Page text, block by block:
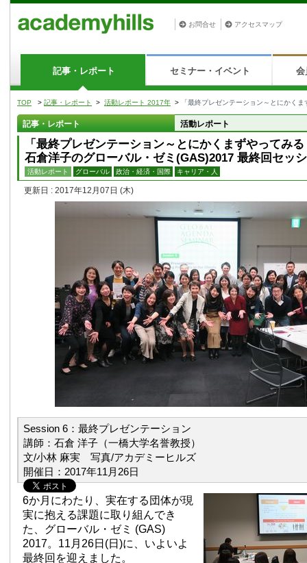
お問合せ アクセスマップ
記事・レポート セミナー・イベント 会
TOP > 記事・レポート > 活動レポート 2017年 > 「最終プレゼンテーション～とにかく
記事・レポート 活動レポート
「最終プレゼンテーション～とにかくまずやってみ
石倉洋子のグローバル・ゼミ(GAS)2017 最終回セッ
活動レポート グローバル 政治・経済・国際 キャリア・人
更新日 : 2017年12月07日 (木)
Session 6：最終プレゼンテーション
講師：石倉 洋子（一橋大学名誉教授）
文/小林 麻実 写真/アカデミーヒルズ
開催日：2017年11月26日
6か月にわたり、実在する団体が現
実に抱える課題に取り組んでき
た、グローバル・ゼミ (GAS)
2017。11月26日(日)に、いよいよ
最終回を迎えました。